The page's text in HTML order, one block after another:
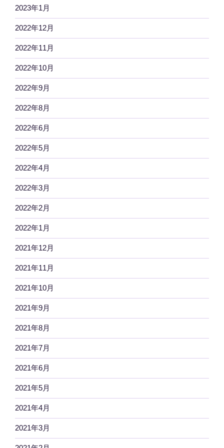
2023年1月
2022年12月
2022年11月
2022年10月
2022年9月
2022年8月
2022年6月
2022年5月
2022年4月
2022年3月
2022年2月
2022年1月
2021年12月
2021年11月
2021年10月
2021年9月
2021年8月
2021年7月
2021年6月
2021年5月
2021年4月
2021年3月